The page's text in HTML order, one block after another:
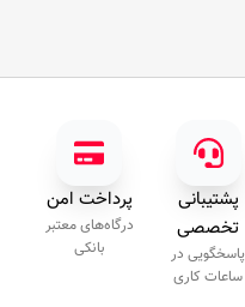
پشتیبانی
تخصصی
پاسخگویی در
ساعات کاری
پرداخت امن
درگاه‌های معتبر
بانکی